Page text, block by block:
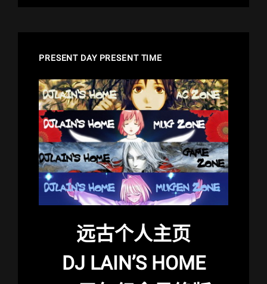
PRESENT DAY PRESENT TIME
远古个人主页
DJ LAIN’S HOME